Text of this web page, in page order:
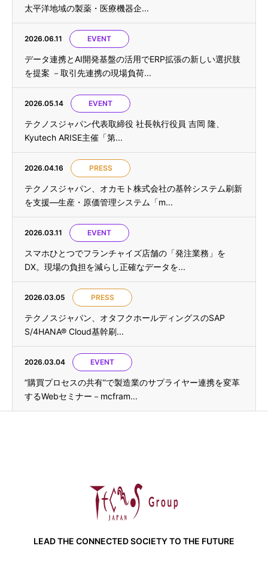
太平洋地域の製薬・医療機器企...
2026.06.11 EVENT
データ連携とAI開発基盤の活用でERP拡張の新しい選択肢
を提案 －取引先連携の現場負荷...
2026.05.14 EVENT
テクノスジャパン代表取締役 社長執行役員 吉岡 隆、
Kyutech ARISE主催「第...
2026.04.16 PRESS
テクノスジャパン、オカモト株式会社の基幹システム刷新
を支援—生産・原価管理システム「m...
2026.03.11 EVENT
スマホひとつでフランチャイズ店舗の「発注業務」を
DX。現場の負担を減らし正確なデータを...
2026.03.05 PRESS
テクノスジャパン、オタフクホールディングスのSAP
S/4HANA® Cloud基幹刷...
2026.03.04 EVENT
”購買プロセスの共有”で製造業のサプライヤー連携を変革
するWebセミナー－mcfram...
LEAD THE CONNECTED SOCIETY TO THE FUTURE